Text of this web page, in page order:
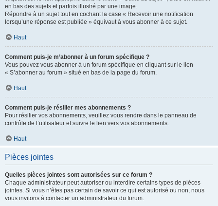
en bas des sujets et parfois illustré par une image.
Répondre à un sujet tout en cochant la case « Recevoir une notification
lorsqu’une réponse est publiée » équivaut à vous abonner à ce sujet.
Haut
Comment puis-je m’abonner à un forum spécifique ?
Vous pouvez vous abonner à un forum spécifique en cliquant sur le lien
« S’abonner au forum » situé en bas de la page du forum.
Haut
Comment puis-je résilier mes abonnements ?
Pour résilier vos abonnements, veuillez vous rendre dans le panneau de
contrôle de l’utilisateur et suivre le lien vers vos abonnements.
Haut
Pièces jointes
Quelles pièces jointes sont autorisées sur ce forum ?
Chaque administrateur peut autoriser ou interdire certains types de pièces
jointes. Si vous n’êtes pas certain de savoir ce qui est autorisé ou non, nous
vous invitons à contacter un administrateur du forum.